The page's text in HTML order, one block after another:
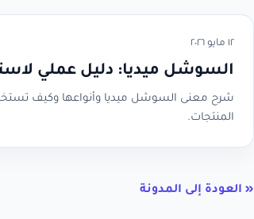
١٢ مايو ٢٠٢٦
السوشل ميديا: دليل عملي
شرح معنى السوشل ميديا وأنواعها وكيف
المنتجات.
« العودة إلى المدونة